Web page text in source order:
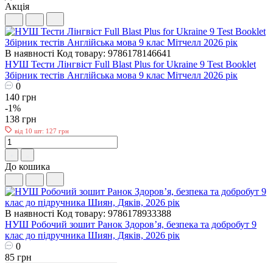
Акція
В наявності Код товару: 9786178146641
НУШ Тести Лінгвіст Full Blast Plus for Ukraine 9 Test Booklet
Збірник тестів Англійська мова 9 клас Мітчелл 2026 рік
0
140 грн
-1%
138 грн
від 10 шт: 127 грн
До кошика
В наявності Код товару: 9786178933388
НУШ Робочий зошит Ранок Здоров’я, безпека та добробут 9
клас до підручника Шиян, Дяків, 2026 рік
0
85 грн